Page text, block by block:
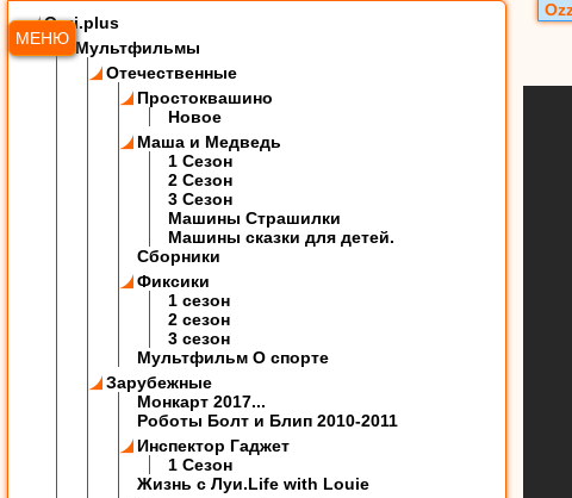
МЕНЮ
Ozzi.plus
Мультфильмы
Отечественные
Простоквашино
Новое
Маша и Медведь
1 Сезон
2 Сезон
3 Сезон
Машины Страшилки
Машины сказки для детей.
Сборники
Фиксики
1 сезон
2 сезон
3 сезон
Мультфильм О спорте
Зарубежные
Монкарт 2017...
Роботы Болт и Блип 2010-2011
Инспектор Гаджет
1 Сезон
Жизнь с Луи.Life with Louie